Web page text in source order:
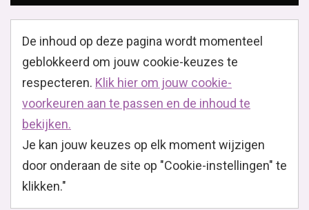
De inhoud op deze pagina wordt momenteel
geblokkeerd om jouw cookie-keuzes te
respecteren. Klik hier om jouw cookie-
voorkeuren aan te passen en de inhoud te
bekijken.
Je kan jouw keuzes op elk moment wijzigen
door onderaan de site op "Cookie-instellingen" te
klikken."